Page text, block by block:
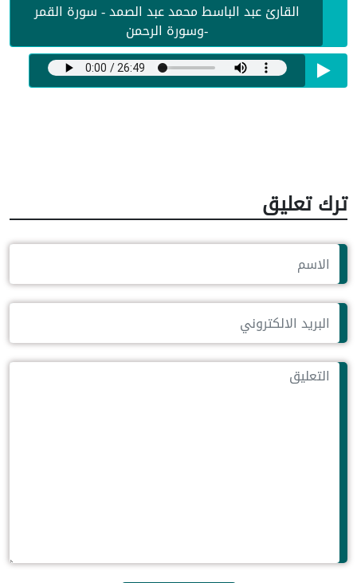
القارئ عبد الباسط محمد عبد الصمد - سورة القمر
-وسورة الرحمن
ترك تعليق